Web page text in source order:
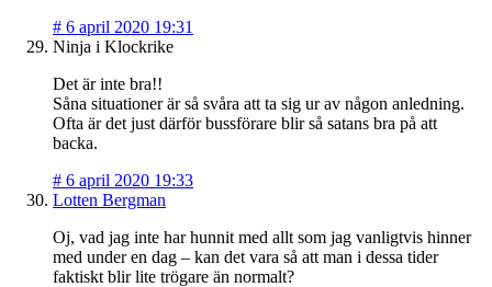
# 6 april 2020 19:31
Ninja i Klockrike
Det är inte bra!!
Såna situationer är så svåra att ta sig ur av någon anledning.
Ofta är det just därför bussförare blir så satans bra på att
backa.
# 6 april 2020 19:33
Lotten Bergman
Oj, vad jag inte har hunnit med allt som jag vanligtvis hinner
med under en dag – kan det vara så att man i dessa tider
faktiskt blir lite trögare än normalt?